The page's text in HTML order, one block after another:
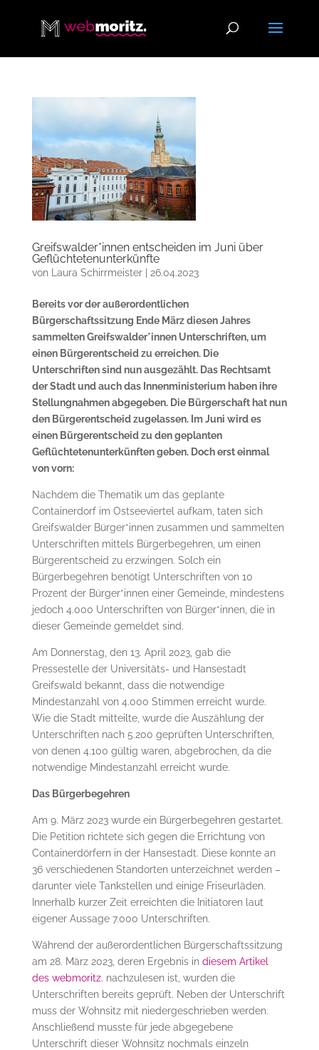
Greifswalder*innen entscheiden im Juni über
Geflüchtetenunterkünfte
von Laura Schirrmeister| 26.04.2023
Bereits vor der außerordentlichen
Bürgerschaftssitzung Ende März diesen Jahres
sammelten Greifswalder*innen Unterschriften, um
einen Bürgerentscheid zu erreichen. Die
Unterschriften sind nun ausgezählt. Das Rechtsamt
der Stadt und auch das Innenministerium haben ihre
Stellungnahmen abgegeben. Die Bürgerschaft hat nun
den Bürgerentscheid zugelassen. Im Juni wird es
einen Bürgerentscheid zu den geplanten
Geflüchtetenunterkünften geben. Doch erst einmal
von vorn:
Nachdem die Thematik um das geplante
Containerdorf im Ostseeviertel aufkam, taten sich
Greifswalder Bürger*innen zusammen und sammelten
Unterschriften mittels Bürgerbegehren, um einen
Bürgerentscheid zu erzwingen. Solch ein
Bürgerbegehren benötigt Unterschriften von 10
Prozent der Bürger*innen einer Gemeinde, mindestens
jedoch 4.000 Unterschriften von Bürger*innen, die in
dieser Gemeinde gemeldet sind.
Am Donnerstag, den 13. April 2023, gab die
Pressestelle der Universitäts- und Hansestadt
Greifswald bekannt, dass die notwendige
Mindestanzahl von 4.000 Stimmen erreicht wurde.
Wie die Stadt mitteilte, wurde die Auszählung der
Unterschriften nach 5.200 geprüften Unterschriften,
von denen 4.100 gültig waren, abgebrochen, da die
notwendige Mindestanzahl erreicht wurde.
Das Bürgerbegehren
Am 9. März 2023 wurde ein Bürgerbegehren gestartet.
Die Petition richtete sich gegen die Errichtung von
Containerdörfern in der Hansestadt. Diese konnte an
36 verschiedenen Standorten unterzeichnet werden –
darunter viele Tankstellen und einige Friseurläden.
Innerhalb kurzer Zeit erreichten die Initiatoren laut
eigener Aussage 7.000 Unterschriften.
Während der außerordentlichen Bürgerschaftssitzung
am 28. März 2023, deren Ergebnis in diesem Artikel
des webmoritz. nachzulesen ist, wurden die
Unterschriften bereits geprüft. Neben der Unterschrift
muss der Wohnsitz mit niedergeschrieben werden.
Anschließend musste für jede abgegebene
Unterschrift dieser Wohnsitz nochmals einzeln